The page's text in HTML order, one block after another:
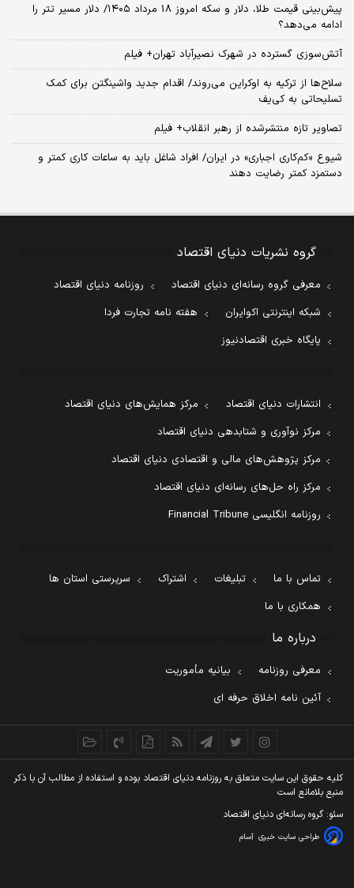
پیش‌بینی قیمت طلا، دلار و سکه امروز 18 مرداد ۱۴۰۵/ دلار مسیر تتر را
ادامه می‌دهد؟
آتش‌سوزی گسترده در شهرک نصیرآباد تهران+ فیلم
سلاح‌ها از ترکیه به اوکراین می‌روند/ اقدام جدید واشینگتن برای کمک
تسلیحاتی به کی‌یف
تصاویر تازه منتشرشده از رهبر انقلاب+ فیلم
شیوع «کم‌کاری اجباری» در ایران/ افراد شاغل باید به ساعات کاری کمتر و
دستمزد کمتر رضایت دهند
گروه نشریات دنیای اقتصاد
معرفی گروه رسانه‌ای دنیای اقتصاد
روزنامه دنیای اقتصاد
شبکه اینترنتی اکوایران
هفته نامه تجارت فردا
پایگاه خبری اقتصادنیوز
انتشارات دنیای اقتصاد
مرکز همایش‌های دنیای اقتصاد
مرکز نوآوری و شتابدهی دنیای اقتصاد
مرکز پژوهش‌های مالی و اقتصادی دنیای اقتصاد
مرکز راه حل‌های رسانه‌ای دنیای اقتصاد
روزنامه انگلیسی Financial Tribune
تماس با ما تبلیغات اشتراک
سرپرستی استان ها
همکاری با ما
درباره ما
معرفی روزنامه
بیانیه مأموریت
آئین نامه اخلاق حرفه ای
کليه حقوق اين سايت متعلق به روزنامه دنيای اقتصاد بوده و استفاده از مطالب آن با ذکر
منبع بلامانع است
سئو: گروه رسانه‌ای دنیای اقتصاد
طراحی سایت خبری آسام